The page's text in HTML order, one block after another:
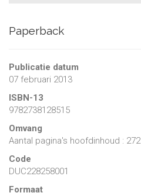
Paperback
Publicatie datum
07 februari 2013
ISBN-13
9782738128515
Omvang
Aantal pagina's hoofdinhoud : 272
Code
DUC228258001
Formaat